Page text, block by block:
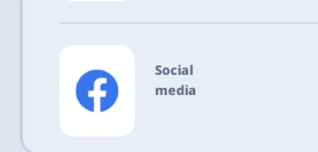
Social
media